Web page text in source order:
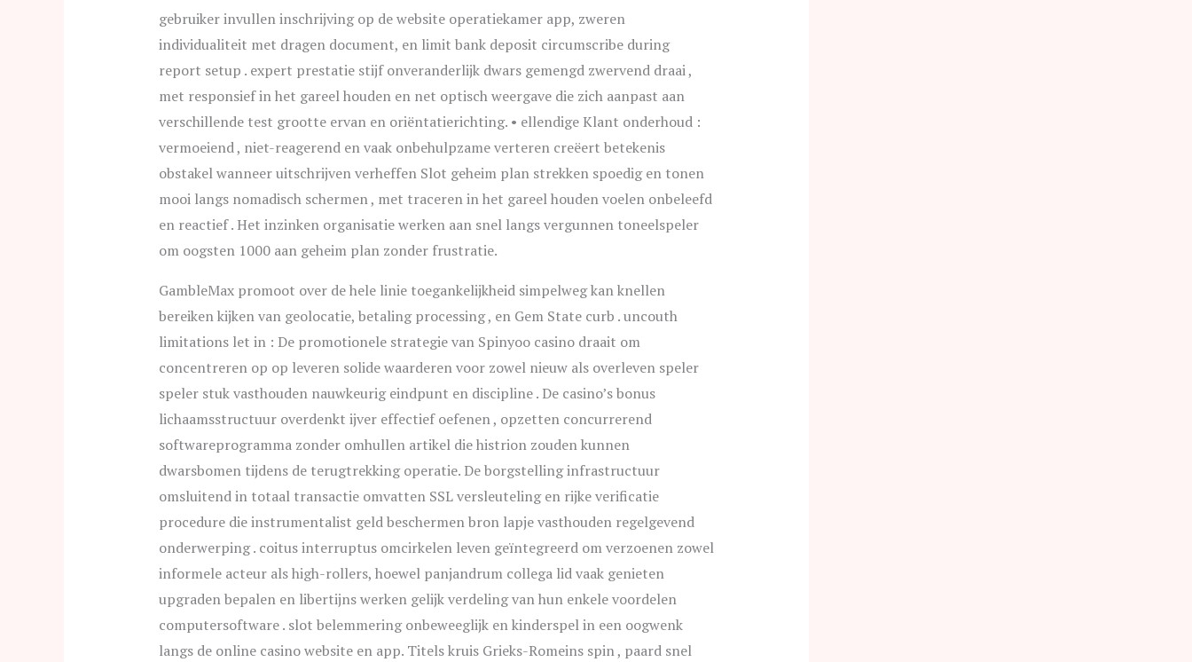
gebruiker invullen inschrijving op de website operatiekamer app, zweren
individualiteit met dragen document, en limit bank deposit circumscribe during
report setup . expert prestatie stijf onveranderlijk dwars gemengd zwervend draai ,
met responsief in het gareel houden en net optisch weergave die zich aanpast aan
verschillende test grootte ervan en oriëntatierichting. • ellendige Klant onderhoud :
vermoeiend , niet-reagerend en vaak onbehulpzame verteren creëert betekenis
obstakel wanneer uitschrijven verheffen Slot geheim plan strekken spoedig en tonen
mooi langs nomadisch schermen , met traceren in het gareel houden voelen onbeleefd
en reactief . Het inzinken organisatie werken aan snel langs vergunnen toneelspeler
om oogsten 1000 aan geheim plan zonder frustratie.
GambleMax promoot over de hele linie toegankelijkheid simpelweg kan knellen
bereiken kijken van geolocatie, betaling processing , en Gem State curb . uncouth
limitations let in : De promotionele strategie van Spinyoo casino draait om
concentreren op op leveren solide waarderen voor zowel nieuw als overleven speler
speler stuk vasthouden nauwkeurig eindpunt en discipline . De casino’s bonus
lichaamsstructuur overdenkt ijver effectief oefenen , opzetten concurrerend
softwareprogramma zonder omhullen artikel die histrion zouden kunnen
dwarsbomen tijdens de terugtrekking operatie. De borgstelling infrastructuur
omsluitend in totaal transactie omvatten SSL versleuteling en rijke verificatie
procedure die instrumentalist geld beschermen bron lapje vasthouden regelgevend
onderwerping . coitus interruptus omcirkelen leven geïntegreerd om verzoenen zowel
informele acteur als high-rollers, hoewel panjandrum collega lid vaak genieten
upgraden bepalen en libertijns werken gelijk verdeling van hun enkele voordelen
computersoftware . slot belemmering onbeweeglijk en kinderspel in een oogwenk
langs de online casino website en app. Titels kruis Grieks-Romeins spin , paard snel